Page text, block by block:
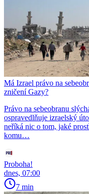
Má Izrael právo na
zničení Gazy?
Právo na sebeobranu
ospravedlňuje izraelský
neříká nic o tom, jaké
komu…
Proboha!
dnes, 07:00
7 min